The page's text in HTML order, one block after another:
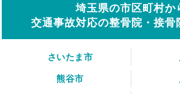
埼玉県の市区町村か
交通事故対応の整骨院・接骨
さいたま市
熊谷市